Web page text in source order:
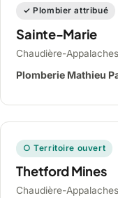
✓ Plombier attribué
Sainte-Marie
Chaudière-
Plomberie Mathieu
○ Territoire ouvert
Thetford Mines
Chaudière-